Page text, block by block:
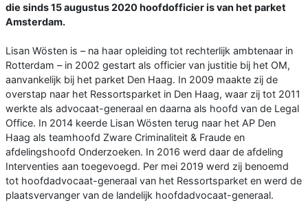
die sinds 15 augustus 2020 hoofdofficier is van het parket
Amsterdam.
Lisan Wösten is – na haar opleiding tot rechterlijk ambtenaar in
Rotterdam – in 2002 gestart als officier van justitie bij het OM,
aanvankelijk bij het parket Den Haag. In 2009 maakte zij de
overstap naar het Ressortsparket in Den Haag, waar zij tot 2011
werkte als advocaat-generaal en daarna als hoofd van de Legal
Office. In 2014 keerde Lisan Wösten terug naar het AP Den
Haag als teamhoofd Zware Criminaliteit & Fraude en
afdelingshoofd Onderzoeken. In 2016 werd daar de afdeling
Interventies aan toegevoegd. Per mei 2019 werd zij benoemd
tot hoofdadvocaat-generaal van het Ressortsparket en werd de
plaatsvervanger van de landelijk hoofdadvocaat-generaal.